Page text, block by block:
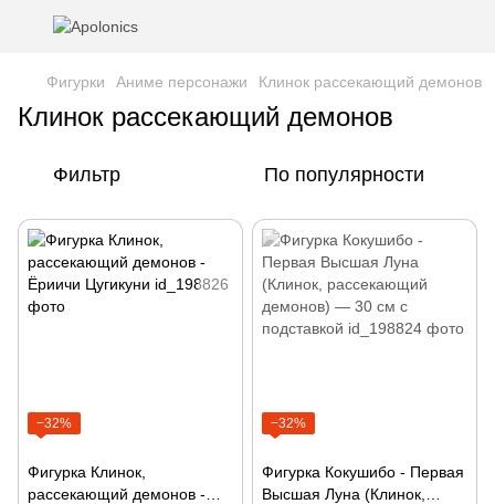
Фигурки Аниме персонажи Клинок рассекающий демонов
Клинок рассекающий демонов
Фильтр По популярности
−32%
Фигурка Клинок,
рассекающий демонов -
−32%
Фигурка Кокушибо - Первая
Высшая Луна (Клинок,